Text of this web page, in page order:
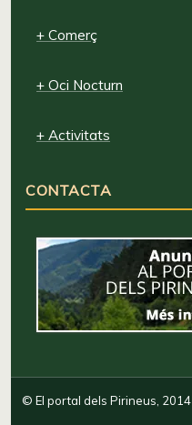
+ Comerç
+ Oci Nocturn
+ Activitats
CONTACTA
© El portal dels Pirineus, 2014